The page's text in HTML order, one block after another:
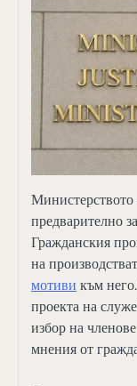
Министерството
предварително
Гражданския
на
мотиви към
проекта на
избор на
мнения от